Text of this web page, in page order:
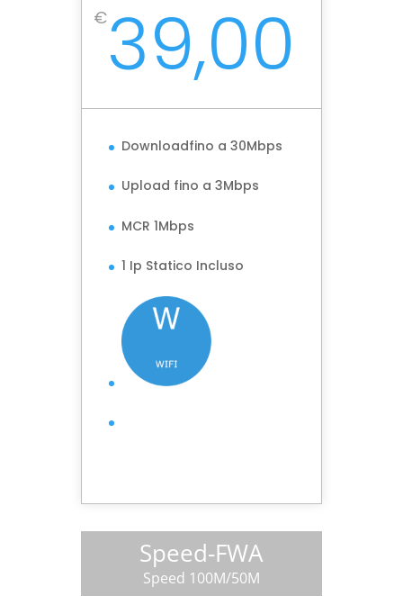
€39,00
Downloadfino a 30Mbps
Upload fino a 3Mbps
MCR 1Mbps
1 Ip Statico Incluso
Speed-FWA
Speed 100M/50M